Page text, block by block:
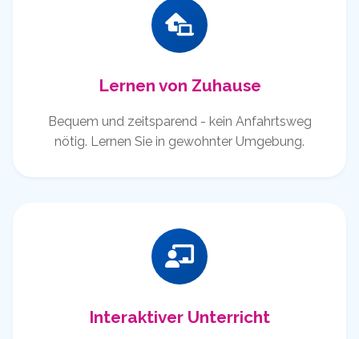
Lernen von Zuhause
Bequem und zeitsparend - kein Anfahrtsweg
nötig. Lernen Sie in gewohnter Umgebung.
Interaktiver Unterricht